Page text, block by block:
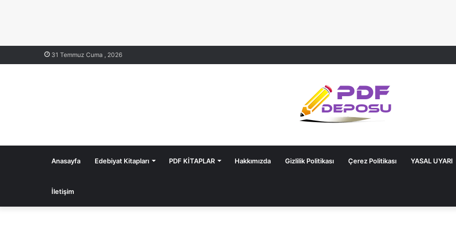
31 Temmuz Cuma , 2026
Anasayfa Edebiyat Kitapları PDF KİTAPLAR Hakkımızda Gizlilik Politikası Çerez Politikası YASAL UYARI
İletişim